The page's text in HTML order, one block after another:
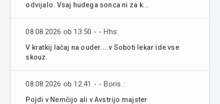
odvijalo. Vsaj hudega sonca ni za k...
08.08.2026 ob 13:50 - - Hhs:
V kratkij lačaj na ouder....v Soboti lekar ide vse
skouz.
08.08.2026 ob 12:41 - - Boris :
Pojdi v Nemčijo ali v Avstrijo majster